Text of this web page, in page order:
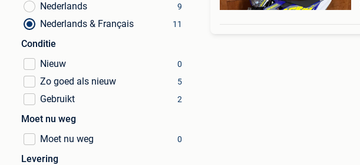
Nederlands 9
Nederlands & Français 11
Conditie
Nieuw
0
Zo goed als nieuw 5
Gebruikt 2
Moet nu weg
Moet nu weg
0
Levering